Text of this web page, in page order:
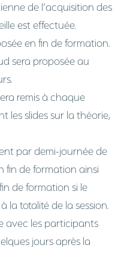
de l’acquisition des
est effectuée.
en fin de formation.
sera proposée au
remis à chaque
les slides sur la théorie,
par demi-journée de
fin de formation ainsi
de formation si le
la totalité de la session.
avec les participants
jours après la